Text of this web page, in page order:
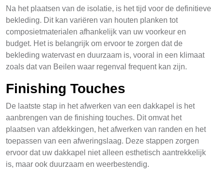
Na het plaatsen van de isolatie, is het tijd voor de definitieve
bekleding. Dit kan variëren van houten planken tot
composietmaterialen afhankelijk van uw voorkeur en
budget. Het is belangrijk om ervoor te zorgen dat de
bekleding watervast en duurzaam is, vooral in een klimaat
zoals dat van Beilen waar regenval frequent kan zijn.
Finishing Touches
De laatste stap in het afwerken van een dakkapel is het
aanbrengen van de finishing touches. Dit omvat het
plaatsen van afdekkingen, het afwerken van randen en het
toepassen van een afweringslaag. Deze stappen zorgen
ervoor dat uw dakkapel niet alleen esthetisch aantrekkelijk
is, maar ook duurzaam en weerbestendig.